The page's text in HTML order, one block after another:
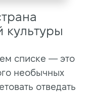
культуры
списке — это
необычных
отведать